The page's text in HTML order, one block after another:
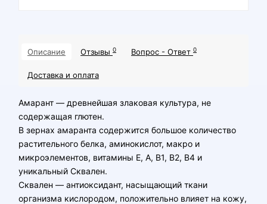
Описание Отзывы 0 Вопрос - Ответ 0
Доставка и оплата
Амарант — древнейшая злаковая культура, не
содержащая глютен.
В зернах амаранта содержится большое количество
растительного белка, аминокислот, макро и
микроэлементов, витамины Е, А, B1, B2, B4 и
уникальный Сквален.
Сквален — антиоксидант, насыщающий ткани
организма кислородом, положительно влияет на кожу,